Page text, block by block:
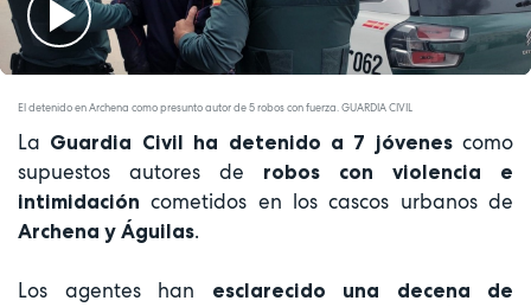
Play
Video
El detenido en Archena como presunto autor de 5 robos con fuerza. GUARDIA CIVIL
La Guardia Civil ha detenido a 7 jóvenescomo
supuestos autores de robos con violencia e
intimidacióncometidos en los cascos urbanos de
Archena y Águilas.
Los agentes han
esclarecido una decena de